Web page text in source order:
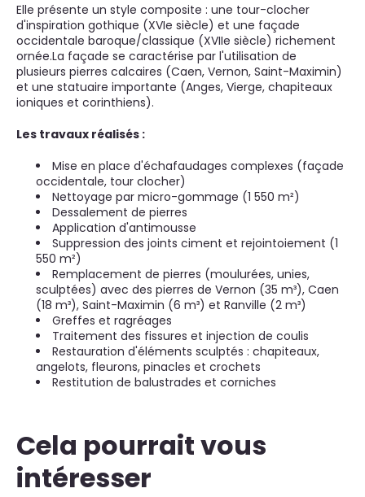
Elle présente un style composite : une tour-clocher
d'inspiration gothique (XVIe siècle) et une façade
occidentale baroque/classique (XVIIe siècle) richement
ornée.La façade se caractérise par l'utilisation de
plusieurs pierres calcaires (Caen, Vernon, Saint-Maximin)
et une statuaire importante (Anges, Vierge, chapiteaux
ioniques et corinthiens).
Les travaux réalisés :
Mise en place d'échafaudages complexes (façade
occidentale, tour clocher)
Nettoyage par micro-gommage (1 550 m²)
Dessalement de pierres
Application d'antimousse
Suppression des joints ciment et rejointoiement (1
550 m²)
Remplacement de pierres (moulurées, unies,
sculptées) avec des pierres de Vernon (35 m³), Caen
(18 m³), Saint-Maximin (6 m³) et Ranville (2 m³)
Greffes et ragréages
Traitement des fissures et injection de coulis
Restauration d'éléments sculptés : chapiteaux,
angelots, fleurons, pinacles et crochets
Restitution de balustrades et corniches
Cela pourrait vous
intéresser